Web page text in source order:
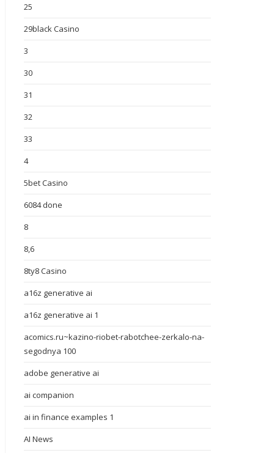
25
29black Casino
3
30
31
32
33
4
5bet Casino
6084 done
8
8,6
8ty8 Casino
a16z generative ai
a16z generative ai 1
acomics.ru~kazino-riobet-rabotchee-zerkalo-na-
segodnya 100
adobe generative ai
ai companion
ai in finance examples 1
AI News